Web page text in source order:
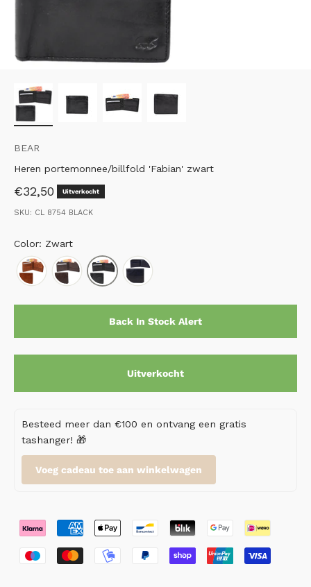
BEAR
Heren portemonnee/billfold 'Fabian' zwart
Aanbiedingsprijs
€32,50 Uitverkocht
SKU: CL 8754 BLACK
Color: Zwart
Back In Stock Alert
Uitverkocht
Besteed meer dan €100 en ontvang een gratis
tashanger! 🎁
Voeg cadeau toe aan winkelwagen